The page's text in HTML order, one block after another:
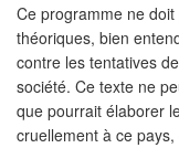
Ce programme ne
théoriques, bien
contre les tentatives
société. Ce texte ne
que pourrait élaborer
cruellement à ce